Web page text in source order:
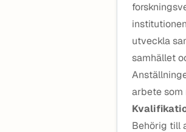
utveckla
samhället
arbete som
Behörig till